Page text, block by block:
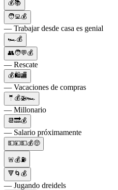
💰📚
🧑‍💻💰
— Trabajar desde casa es genial
🏎️💰
👥🧑💬💰
— Rescate
💰🛍️🏬
— Vacaciones de compras
🤵💰🚁🏎
— Millonario
📆🔜💰
— Salario próximamente
💵💴💵💰🤑
🚨💰⛽
🔻🌀💰
— Jugando dreidels